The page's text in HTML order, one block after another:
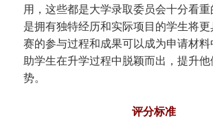
用，这些都是大学录取委员会十分看
是拥有独特经历和实际项目的学生将
赛的参与过程和成果可以成为申请材
助学生在升学过程中脱颖而出，提升
势。
评分标准